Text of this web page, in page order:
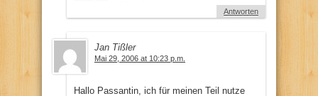
Antworten
Jan Tißler
Mai 29, 2006 at 10:23 p.m.
Hallo Passantin, ich für meinen Teil nutze